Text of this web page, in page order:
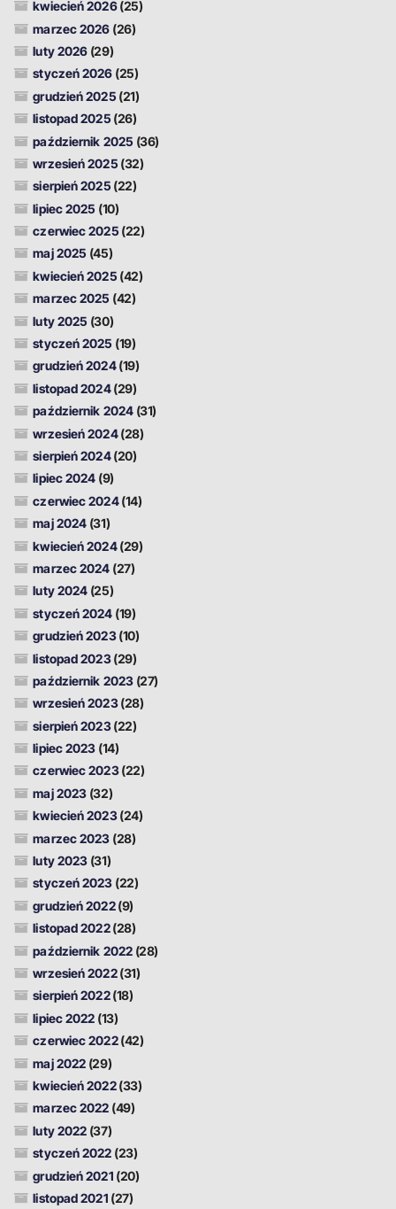
kwiecień 2026(25)
marzec 2026 (26)
luty 2026 (29)
styczeń 2026 (25)
grudzień 2025 (21)
listopad 2025 (26)
październik 2025 (36)
wrzesień 2025 (32)
sierpień 2025 (22)
lipiec 2025 (10)
czerwiec 2025 (22)
maj 2025 (45)
kwiecień 2025 (42)
marzec 2025 (42)
luty 2025 (30)
styczeń 2025 (19)
grudzień 2024(19)
listopad 2024(29)
październik 2024(31)
wrzesień 2024(28)
sierpień 2024(20)
lipiec 2024 (9)
czerwiec 2024(14)
maj 2024 (31)
kwiecień 2024(29)
marzec 2024 (27)
luty 2024 (25)
styczeń 2024 (19)
grudzień 2023(10)
listopad 2023(29)
październik 2023(27)
wrzesień 2023(28)
sierpień 2023(22)
lipiec 2023 (14)
czerwiec 2023(22)
maj 2023 (32)
kwiecień 2023(24)
marzec 2023 (28)
luty 2023 (31)
styczeń 2023 (22)
grudzień 2022(9)
listopad 2022(28)
październik 2022(28)
wrzesień 2022(31)
sierpień 2022(18)
lipiec 2022 (13)
czerwiec 2022(42)
maj 2022 (29)
kwiecień 2022(33)
marzec 2022 (49)
luty 2022 (37)
styczeń 2022 (23)
grudzień 2021 (20)
listopad 2021 (27)